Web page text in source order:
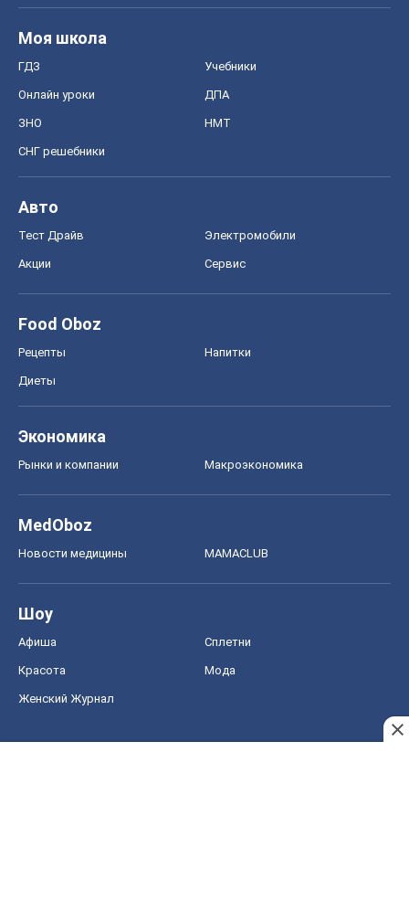
Моя школа
ГДЗ Учебники
Онлайн уроки ДПА
ЗНО НМТ
СНГ решебники
Авто
Тест Драйв Электромобили
Акции Сервис
Food Oboz
Рецепты Напитки
Диеты
Экономика
Рынки и компании Mакроэкономика
MedOboz
Новости медицины MAMACLUB
Шоу
Афиша Сплетни
Красота Мода
Женский Журнал